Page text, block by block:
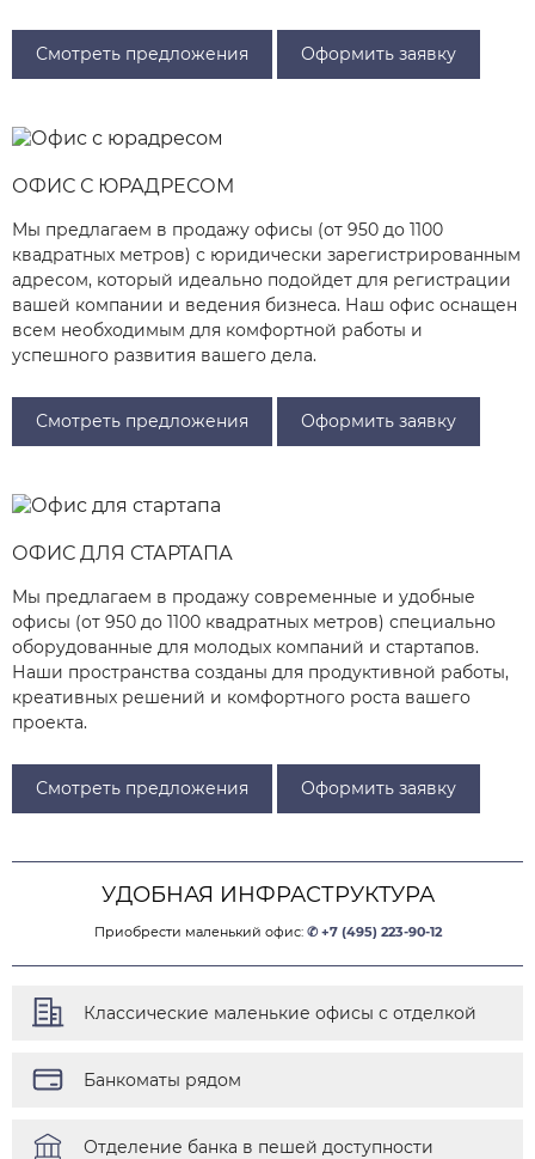
Смотреть предложения Оформить заявку
ОФИС С ЮРАДРЕСОМ
Мы предлагаем в продажу офисы (от 950 до 1100
квадратных метров) с юридически зарегистрированным
адресом, который идеально подойдет для регистрации
вашей компании и ведения бизнеса. Наш офис оснащен
всем необходимым для комфортной работы и
успешного развития вашего дела.
Смотреть предложения Оформить заявку
ОФИС ДЛЯ СТАРТАПА
Мы предлагаем в продажу современные и удобные
офисы (от 950 до 1100 квадратных метров) специально
оборудованные для молодых компаний и стартапов.
Наши пространства созданы для продуктивной работы,
креативных решений и комфортного роста вашего
проекта.
Смотреть предложения Оформить заявку
УДОБНАЯ ИНФРАСТРУКТУРА
Приобрести маленький офис: ✆ +7 (495) 223-90-12
Классические маленькие офисы с отделкой
Банкоматы рядом
Отделение банка в пешей доступности